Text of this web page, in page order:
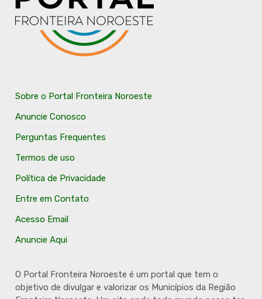
Sobre o Portal Fronteira Noroeste
Anuncie Conosco
Perguntas Frequentes
Termos de uso
Política de Privacidade
Entre em Contato
Acesso Email
Anuncie Aqui
O Portal Fronteira Noroeste é um portal que tem o
objetivo de divulgar e valorizar os Municípios da Região